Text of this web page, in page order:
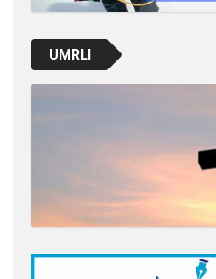
UMRLI